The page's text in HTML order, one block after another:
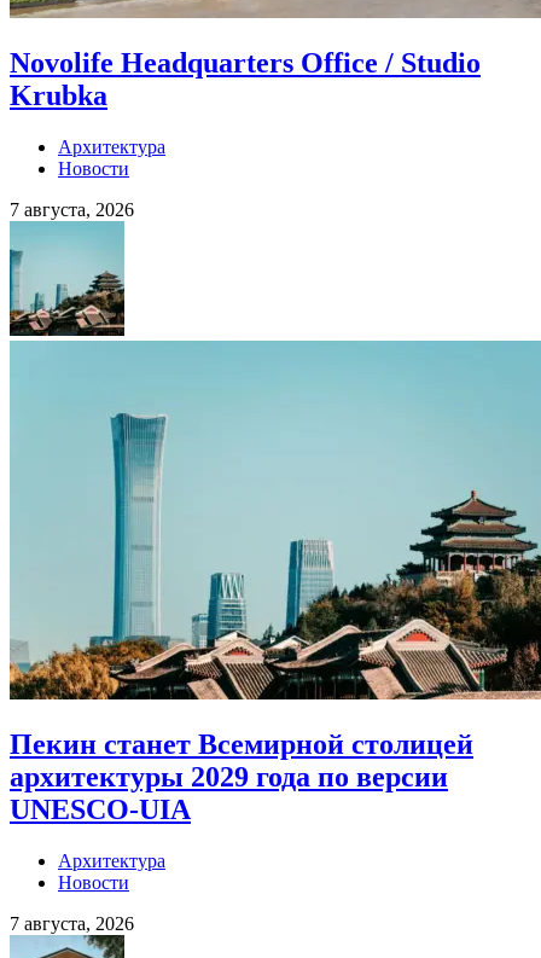
Novolife Headquarters Office / Studio
Krubka
Архитектура
Новости
7 августа, 2026
Пекин станет Всемирной столицей
архитектуры 2029 года по версии
UNESCO-UIA
Архитектура
Новости
7 августа, 2026